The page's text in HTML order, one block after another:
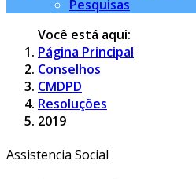
Pesquisas
Você está aqui:
Página Principal
Conselhos
CMDPD
Resoluções
2019
Assistencia Social